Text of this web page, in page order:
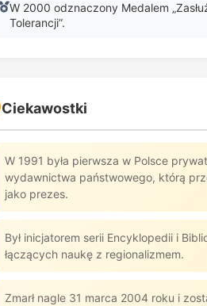
W 2000 odznaczony Medalem
Tolerancji”.
Ciekawostki
W 1991 była pierwsza w Polsce
wydawnictwa państwowego, którą
jako prezes.
Był inicjatorem serii Encyklopedii i
łączących naukę z regionalizmem.
Zmarł nagle 31 marca 2004 roku i